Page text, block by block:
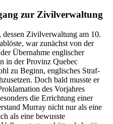
zur Zivilverwaltung
dessen Zivilverwaltung am 10.
war zunächst von der
Übernahme englischer
in der Provinz Quebec
zu Beginn, englisches Straf-
Doch bald musste er
des Vorjahres
die Errichtung einer
Murray nicht nur als eine
als eine bewusste